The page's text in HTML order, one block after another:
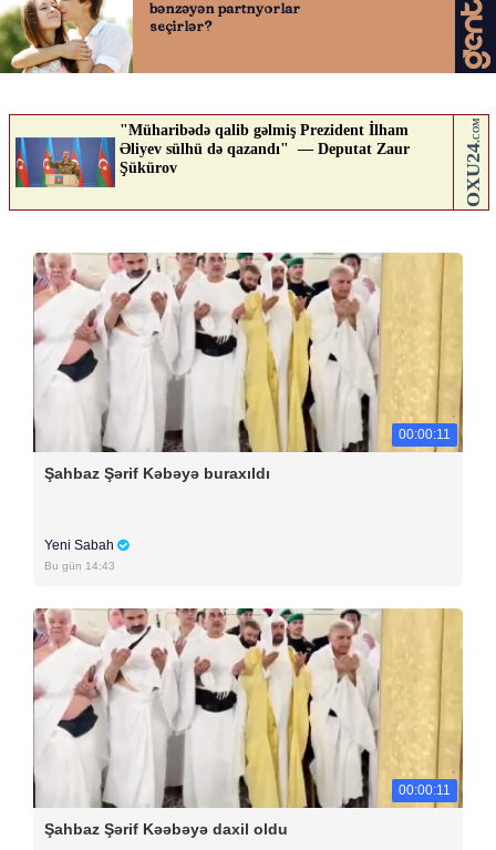
00:00:11
Şahbaz Şərif Kəbəyə buraxıldı
Yeni Sabah
Bu gün 14:43
00:00:11
Şahbaz Şərif Kəəbəyə daxil oldu